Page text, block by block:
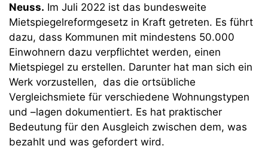
Neuss. Im Juli 2022 ist das bundesweite
Mietspiegelreformgesetz in Kraft getreten. Es führt
dazu, dass Kommunen mit mindestens 50.000
Einwohnern dazu verpflichtet werden, einen
Mietspiegel zu erstellen. Darunter hat man sich ein
Werk vorzustellen, das die ortsübliche
Vergleichsmiete für verschiedene Wohnungstypen
und –lagen dokumentiert. Es hat praktischer
Bedeutung für den Ausgleich zwischen dem, was
bezahlt und was gefordert wird.